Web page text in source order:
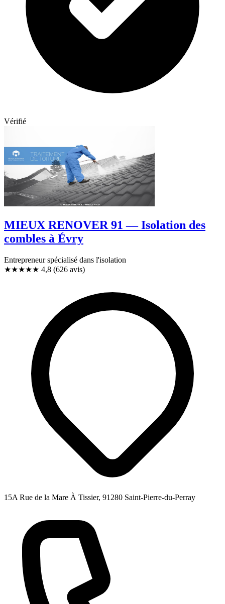
Vérifié
MIEUX RENOVER 91 — Isolation des
combles à Évry
Entrepreneur spécialisé dans l'isolation
★★★★★ 4,8 (626 avis)
15A Rue de la Mare À Tissier, 91280 Saint-Pierre-du-Perray